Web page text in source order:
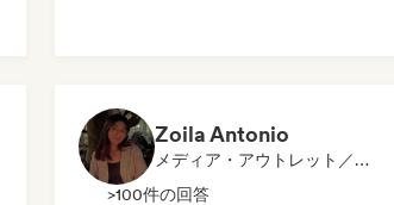
Zoila Antonio
メディア・アウトレット／ジャーナリスト
>100件の回答